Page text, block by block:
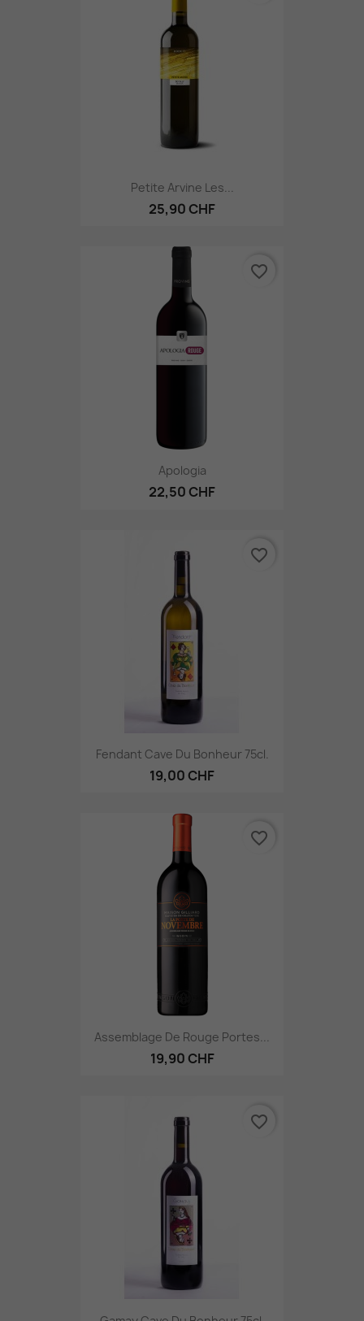
Petite Arvine Les...
25,90 CHF
Apologia
22,50 CHF
favorite_border
Fendant Cave Du Bonheur 75cl.
19,00 CHF
favorite_border
Assemblage De Rouge Portes...
19,90 CHF
favorite_border
favorite_border